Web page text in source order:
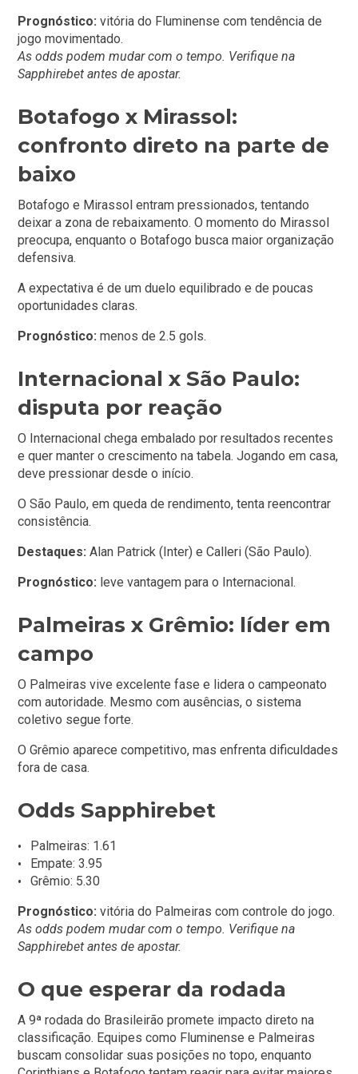
Prognóstico: vitória do Fluminense com tendência de
jogo movimentado.
As odds podem mudar com o tempo. Verifique na
Sapphirebet antes de apostar.
Botafogo x Mirassol:
confronto direto na parte de
baixo
Botafogo e Mirassol entram pressionados, tentando
deixar a zona de rebaixamento. O momento do Mirassol
preocupa, enquanto o Botafogo busca maior organização
defensiva.
A expectativa é de um duelo equilibrado e de poucas
oportunidades claras.
Prognóstico: menos de 2.5 gols.
Internacional x São Paulo:
disputa por reação
O Internacional chega embalado por resultados recentes
e quer manter o crescimento na tabela. Jogando em casa,
deve pressionar desde o início.
O São Paulo, em queda de rendimento, tenta reencontrar
consistência.
Destaques: Alan Patrick (Inter) e Calleri (São Paulo).
Prognóstico: leve vantagem para o Internacional.
Palmeiras x Grêmio: líder em
campo
O Palmeiras vive excelente fase e lidera o campeonato
com autoridade. Mesmo com ausências, o sistema
coletivo segue forte.
O Grêmio aparece competitivo, mas enfrenta dificuldades
fora de casa.
Odds Sapphirebet
Palmeiras: 1.61
Empate: 3.95
Grêmio: 5.30
Prognóstico: vitória do Palmeiras com controle do jogo.
As odds podem mudar com o tempo. Verifique na
Sapphirebet antes de apostar.
O que esperar da rodada
A 9ª rodada do Brasileirão promete impacto direto na
classificação. Equipes como Fluminense e Palmeiras
buscam consolidar suas posições no topo, enquanto